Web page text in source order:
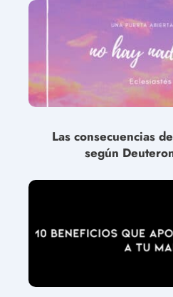
Las consecuencias
según